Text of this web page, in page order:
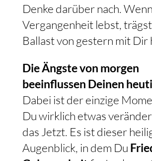
Denke darüber nach.
Vergangenheit lebst,
Ballast von gestern mit Dir
Die Ängste von morgen
beeinflussen Deinen
Dabei ist der einzige
Du wirklich etwas
das Jetzt. Es ist dieser
Augenblick, in dem Du